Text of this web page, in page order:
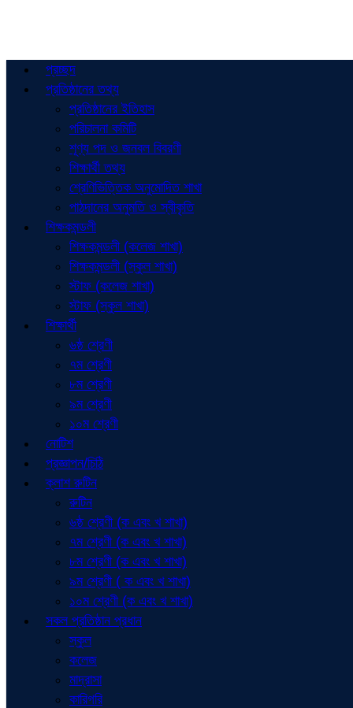
প্রচ্ছদ
প্রতিষ্ঠানের তথ্য
প্রতিষ্ঠানের ইতিহাস
পরিচালনা কমিটি
শূণ্য পদ ও জনবল বিবরণী
শিক্ষার্থী তথ্য
শ্রেণিভিত্তিক অনুমোদিত শাখা
পাঠদানের অনুমতি ও স্বীকৃতি
শিক্ষকমন্ডলী
শিক্ষকমন্ডলী (কলেজ শাখা)
শিক্ষকমন্ডলী (স্কুল শাখা)
স্টাফ (কলেজ শাখা)
স্টাফ (স্কুল শাখা)
শিক্ষার্থী
৬ষ্ঠ শ্রেণী
৭ম শ্রেণী
৮ম শ্রেণী
৯ম শ্রেণী
১০ম শ্রেণী
নোটিশ
প্রজ্ঞাপন/চিঠি
ক্লাশ রুটিন
রুটিন
৬ষ্ঠ শ্রেণী (ক এবং খ শাখা)
৭ম শ্রেণী (ক এবং খ শাখা)
৮ম শ্রেণী (ক এবং খ শাখা)
৯ম শ্রেণী ( ক এবং খ শাখা)
১০ম শ্রেণী (ক এবং খ শাখা)
সকল প্রতিষ্ঠান প্রধান
স্কুল
কলেজ
মাদ্রাসা
কারিগরি